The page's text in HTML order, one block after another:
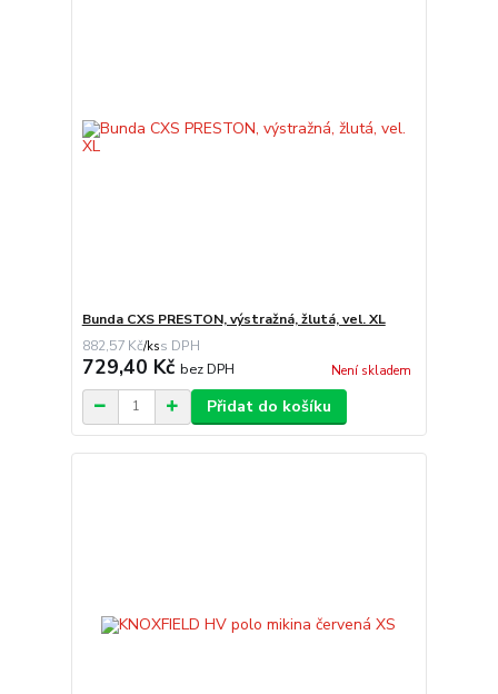
Bunda CXS PRESTON, výstražná, žlutá, vel. XL
882,57 Kč/ks
729,40 Kč bez DPH Není skladem
Přidat do košíku